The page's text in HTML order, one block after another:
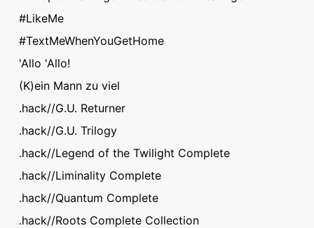
#LikeMe
#TextMeWhenYouGetHome
'Allo 'Allo!
(K)ein Mann zu viel
.hack//G.U. Returner
.hack//G.U. Trilogy
.hack//Legend of the Twilight Complete
.hack//Liminality Complete
.hack//Quantum Complete
.hack//Roots Complete Collection